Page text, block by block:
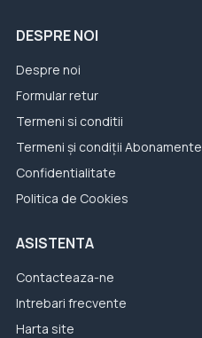
DESPRE NOI
Despre noi
Formular retur
Termeni si conditii
Termeni și condiții Abonamente
Confidentialitate
Politica de Cookies
ASISTENTA
Contacteaza-ne
Intrebari frecvente
Harta site